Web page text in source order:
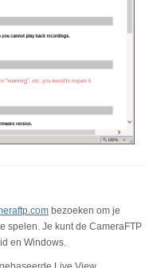
bezoeken om je
spelen. Je kunt de CameraFTP
en Windows.